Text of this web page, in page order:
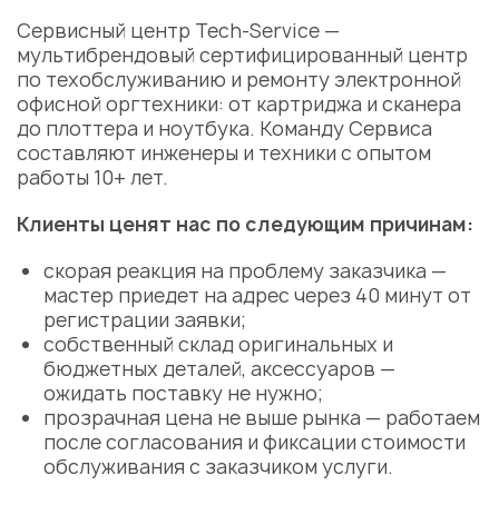
Сервисный центр Tech-Service —
мультибрендовый сертифицированный центр
по техобслуживанию и ремонту электронной
офисной оргтехники: от картриджа и сканера
до плоттера и ноутбука. Команду Сервиса
составляют инженеры и техники с опытом
работы 10+ лет.
Клиенты ценят нас по следующим причинам:
скорая реакция на проблему заказчика —
мастер приедет на адрес через 40 минут от
регистрации заявки;
собственный склад оригинальных и
бюджетных деталей, аксессуаров —
ожидать поставку не нужно;
прозрачная цена не выше рынка — работаем
после согласования и фиксации стоимости
обслуживания с заказчиком услуги.